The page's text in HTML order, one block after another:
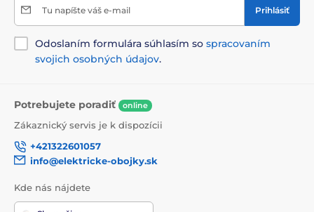
Tu napíšte váš e-mail Prihlásiť
Odoslaním formulára súhlasím so spracovaním
svojich osobných údajov.
Potrebujete poradiť online
Zákaznický servis je k dispozícii
+421322601057
info@elektricke-obojky.sk
Kde nás nájdete